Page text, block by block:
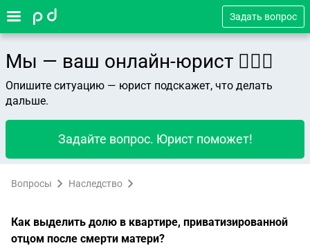
Задать вопрос
Мы — ваш онлайн-юрист 👨🏻‍⚖️
Опишите ситуацию — юрист подскажет, что делать
дальше.
Задайте вопрос. Юрист поможет!
Вопросы Наследство
Как выделить долю в квартире, приватизированной
отцом после смерти матери?